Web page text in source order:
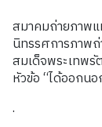
สมาคมถ่ายภาพ
นิทรรศการภาพ
สมเด็จพระเทพรั
หัวข้อ “ได้ออกน
.